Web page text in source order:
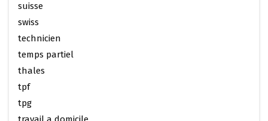
suisse
swiss
technicien
temps partiel
thales
tpf
tpg